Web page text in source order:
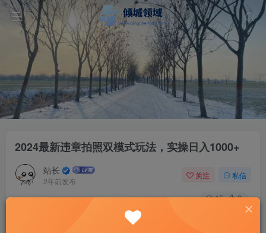
2024最新违章拍照双模式玩法，实操日入1000+
站长
2年前发布
关注 私信
15 0